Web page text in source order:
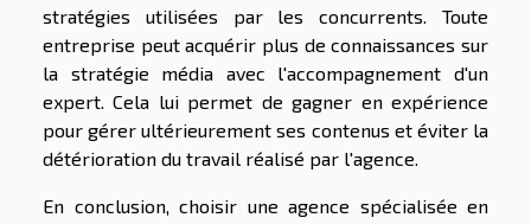
stratégies utilisées par les concurrents. Toute
entreprise peut acquérir plus de connaissances sur
la stratégie média avec l'accompagnement d'un
expert. Cela lui permet de gagner en expérience
pour gérer ultérieurement ses contenus et éviter la
détérioration du travail réalisé par l'agence.
En conclusion, choisir une agence spécialisée en